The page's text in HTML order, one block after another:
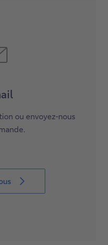
ou envoyez-nous